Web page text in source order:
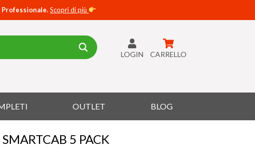
Professionale.Scopri di più
LOGIN CARRELLO
OUTLET BLOG
5 PACK